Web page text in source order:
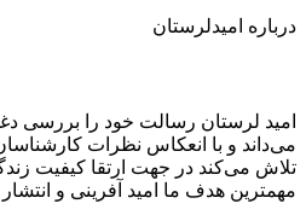
درباره امیدلرستان
امید لرستان رسالت خود را بررسی
می‌داند و با انعکاس نظرات
تلاش می‌کند در جهت ارتقا کیفیت
مهمترین هدف ما امید آفرینی و